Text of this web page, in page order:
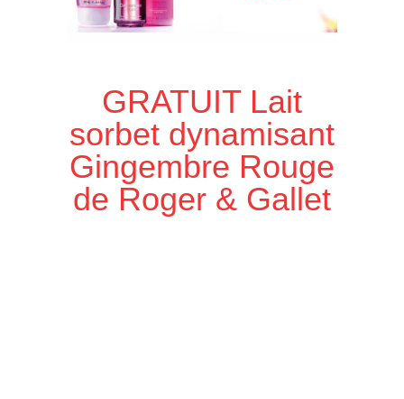
GRATUIT Lait
sorbet dynamisant
Gingembre Rouge
de Roger & Gallet